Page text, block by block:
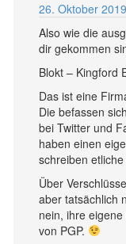
26. Oktober
Also wie die
dir gekommen
Blokt – Kingford
Das ist eine
Die befassen
bei Twitter und
haben einen
schreiben
Über
aber tatsächlich
nein, ihre
von PGP.